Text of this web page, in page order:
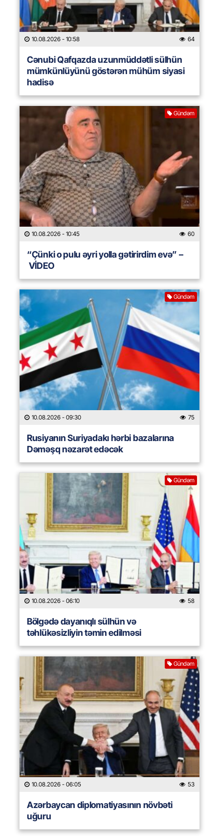
10.08.2026 - 10:58 64
Cənubi Qafqazda uzunmüddətli sülhün
mümkünlüyünü göstərən mühüm siyasi
hadisə
Gündəm
10.08.2026 - 10:45 60
“Çünki o pulu əyri yolla gətirirdim evə” –
VİDEO
Gündəm
10.08.2026 - 09:30 75
Rusiyanın Suriyadakı hərbi bazalarına
Dəməşq nəzarət edəcək
Gündəm
10.08.2026 - 06:10 58
Bölgədə dayanıqlı sülhün və
təhlükəsizliyin təmin edilməsi
Gündəm
10.08.2026 - 06:05 53
Azərbaycan diplomatiyasının növbəti
uğuru